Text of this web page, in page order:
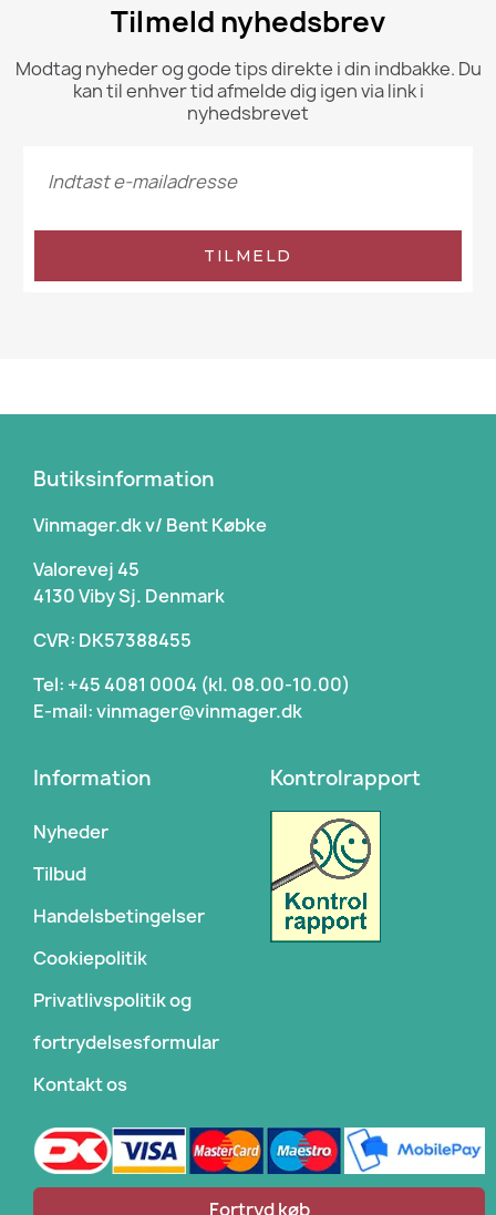
Tilmeld nyhedsbrev
Modtag nyheder og gode tips direkte i din indbakke. Du
kan til enhver tid afmelde dig igen via link i
nyhedsbrevet
TILMELD
Butiksinformation
Vinmager.dk v/ Bent Købke
Valorevej 45
4130 Viby Sj. Denmark
CVR: DK57388455
Tel: +45 4081 0004 (kl. 08.00-10.00)
E-mail: vinmager@vinmager.dk
Information
Nyheder
Tilbud
Handelsbetingelser
Cookiepolitik
Privatlivspolitik og
fortrydelsesformular
Kontakt os
Kontrolrapport
Fortryd køb